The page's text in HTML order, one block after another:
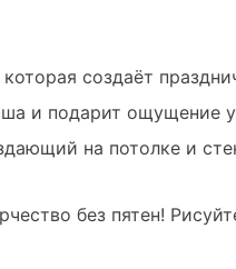
создаёт
и подарит ощущение
на потолке и
без пятен!